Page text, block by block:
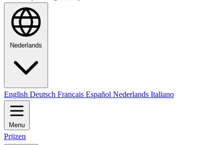
Nederlands
English Deutsch Français Español Nederlands Italiano
Menu
Prijzen